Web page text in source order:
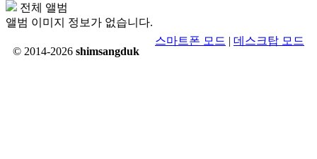
전체 앨범
앨범 이미지 정보가 없습니다.
© 2014-2026 shimsangduk
스마트폰 모드 | 데스크탑 모드